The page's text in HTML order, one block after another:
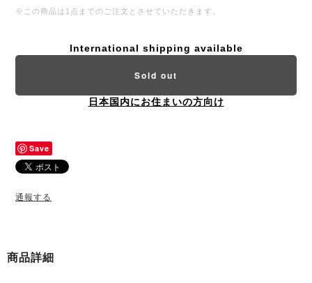
※この商品は1点までのご注文とさせていただきます。
International shipping available
Sold out
日本国内にお住まいの方向け
Save
通報する
商品詳細